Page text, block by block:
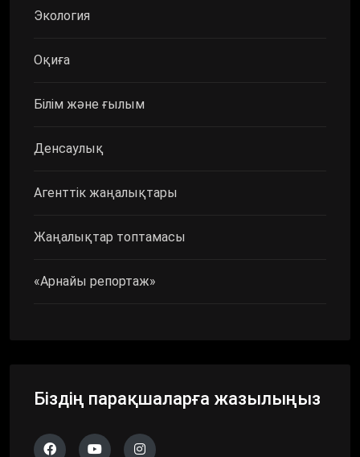
Экология
Оқиға
Білім және ғылым
Денсаулық
Агенттік жаңалықтары
Жаңалықтар топтамасы
«Арнайы репортаж»
Біздің парақшаларға жазылыңыз